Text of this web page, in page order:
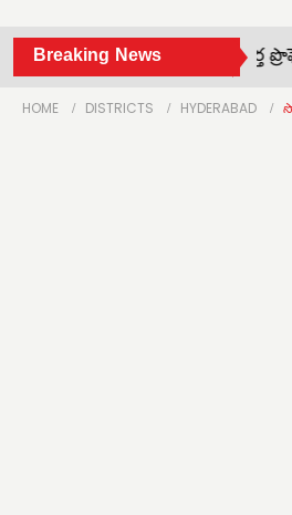
Breaking News
రాష్ట్ర సాధన సిద్ధాంతకర్త
HOME DISTRICTS HYDERABAD